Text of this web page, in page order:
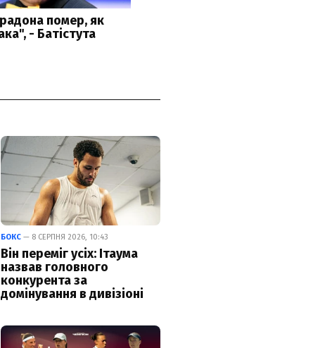
БОКС — 8 СЕРПНЯ 2026, 10:43
Він переміг усіх: Ітаума
назвав головного
конкурента за
домінування в дивізіоні